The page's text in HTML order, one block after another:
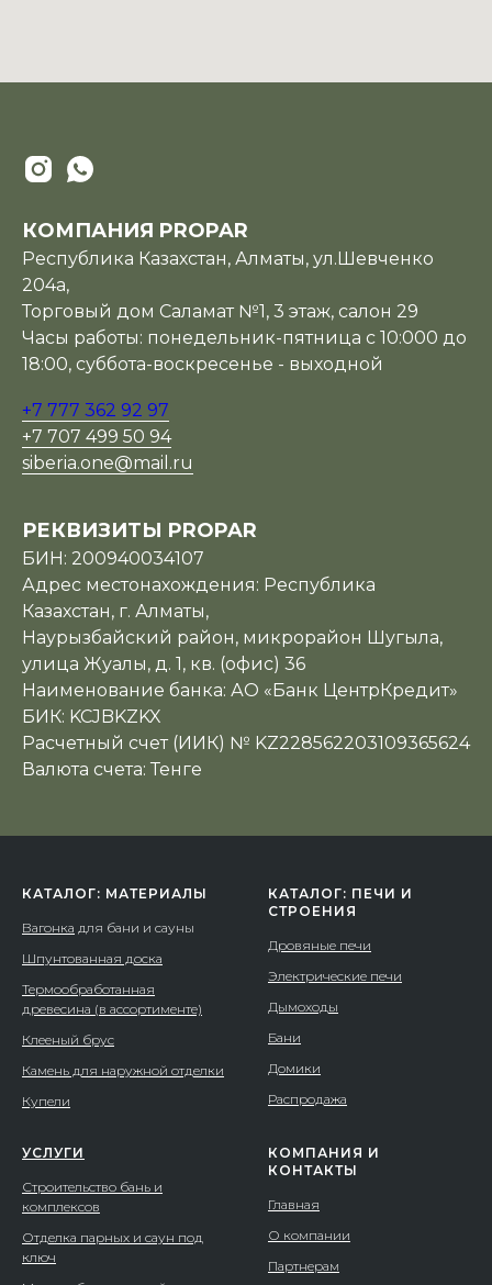
КОМПАНИЯ PROPAR
Республика Казахстан, Алматы, ул.Шевченко
204а,
Торговый дом Саламат №1, 3 этаж, салон 29
Часы работы: понедельник-пятница с 10:000 до
18:00, суббота-воскресенье - выходной
+7 777 362 92 97
+7 707 499 50 94
siberia.one@mail.ru
РЕКВИЗИТЫ PROPAR
БИН: 200940034107
Адрес местонахождения: Республика
Казахстан, г. Алматы,
Наурызбайский район, микрорайон Шугыла,
улица Жуалы, д. 1, кв. (офис) 36
Наименование банка: АО «Банк ЦентрКредит»
БИК: KCJBKZKX
Расчетный счет (ИИК) № KZ228562203109365624
Валюта счета: Тенге
КАТАЛОГ: МАТЕРИАЛЫ
Вагонка для бани и сауны
Шпунтованная доска
Термообработанная
древесина (в ассортименте)
Клееный брус
Камень для наружной отделки
Купели
КАТАЛОГ: ПЕЧИ И
СТРОЕНИЯ
Дровяные печи
Электрические печи
Дымоходы
Бани
Домики
Распродажа
УСЛУГИ
Строительство бань и
комплексов
Отделка парных и саун под
ключ
КОМПАНИЯ И
КОНТАКТЫ
Главная
О компании
Партнерам